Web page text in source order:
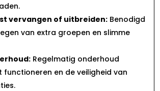
vervangen of uitbreiden: Benodigd
van extra groepen en slimme
Regelmatig onderhoud
en de veiligheid van